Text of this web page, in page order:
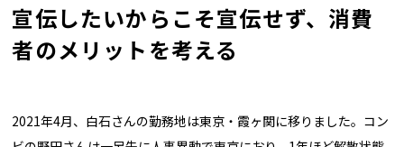
宣伝したいからこそ宣伝せず、消費
者のメリットを考える
2021年4月、白石さんの勤務地は東京・霞ヶ関に移りました。コン